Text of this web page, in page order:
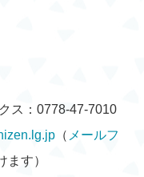
ス：0778-47-7010
（ メールフ
す）